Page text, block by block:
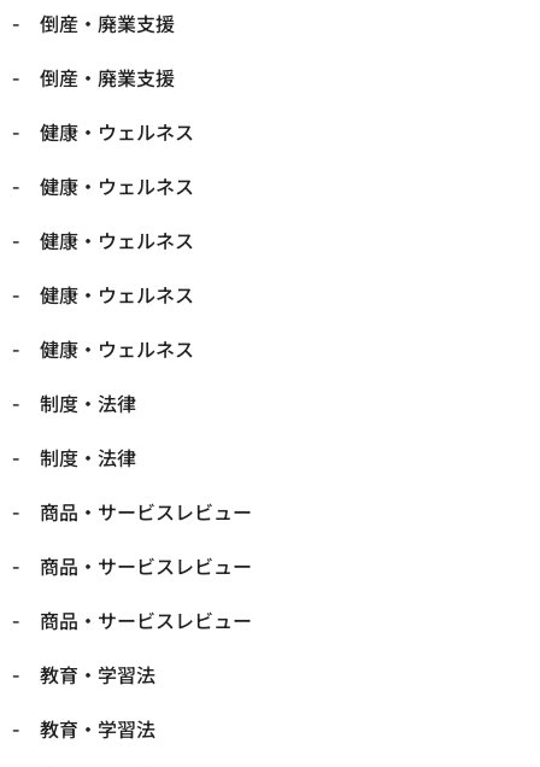
倒産・廃業支援
倒産・廃業支援
健康・ウェルネス
健康・ウェルネス
健康・ウェルネス
健康・ウェルネス
健康・ウェルネス
制度・法律
制度・法律
商品・サービスレビュー
商品・サービスレビュー
商品・サービスレビュー
教育・学習法
教育・学習法